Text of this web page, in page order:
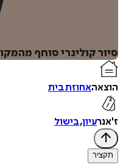
סיור קולינרי סוחף
הוצאהאחוזת בית
ז'אנרעיון,בישול
תקציר